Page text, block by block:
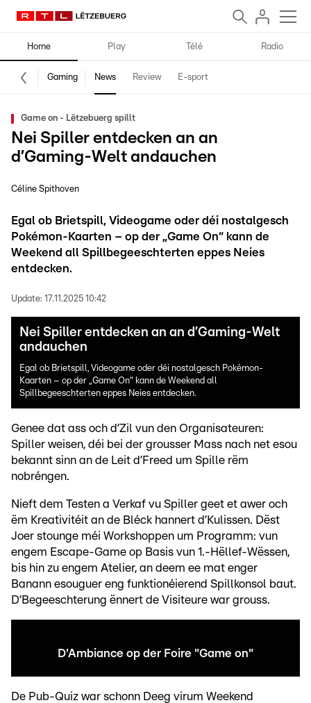
Home Play Télé Radio
Gaming News Review E-sport
Game on - Lëtzebuerg spillt
Nei Spiller entdecken an an
d’Gaming-Welt andauchen
Céline Spithoven
Egal ob Brietspill, Videogame oder déi nostalgesch
Pokémon-Kaarten – op der „Game On“ kann de
Weekend all Spillbegeeschterten eppes Neies
entdecken.
Update: 17.11.2025 10:42
Nei Spiller entdecken an an d’Gaming-Welt
andauchen
Egal ob Brietspill, Videogame oder déi nostalgesch Pokémon-
Kaarten – op der „Game On“ kann de Weekend all
Spillbegeeschterten eppes Neies entdecken.
Genee dat ass och d’Zil vun den Organisateuren:
Spiller weisen, déi bei der grousser Mass nach net esou
bekannt sinn an de Leit d’Freed um Spille rëm
nobréngen.
Nieft dem Testen a Verkaf vu Spiller geet et awer och
ëm Kreativitéit an de Bléck hannert d’Kulissen. Dëst
Joer stounge méi Workshoppen um Programm: vun
engem Escape-Game op Basis vun 1.-Hëllef-Wëssen,
bis hin zu engem Atelier, an deem ee mat enger
Banann esouguer eng funktionéierend Spillkonsol baut.
D’Begeeschterung ënnert de Visiteure war grouss.
D'Ambiance op der Foire "Game on"
De Pub-Quiz war schonn Deeg virum Weekend